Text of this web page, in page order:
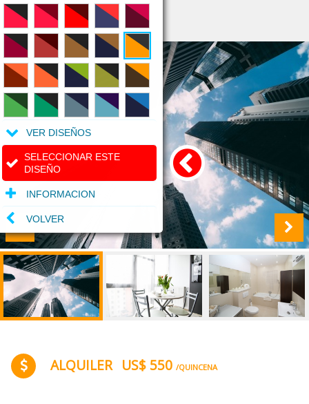
VER DISEÑOS
SELECCIONAR ESTE
DISEÑO
INFORMACION
VOLVER
ALQUILER US$ 550 /QUINCENA